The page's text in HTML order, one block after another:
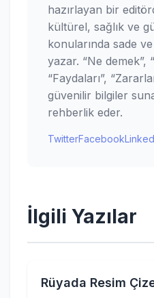
hazırlayan bir
kültürel, sağlık ve
konularında sade ve
yazar. “Ne demek”,
“Faydaları”,
güvenilir bilgiler
rehberlik eder.
TwitterFacebook
İlgili Yazılar
Rüyada Resim